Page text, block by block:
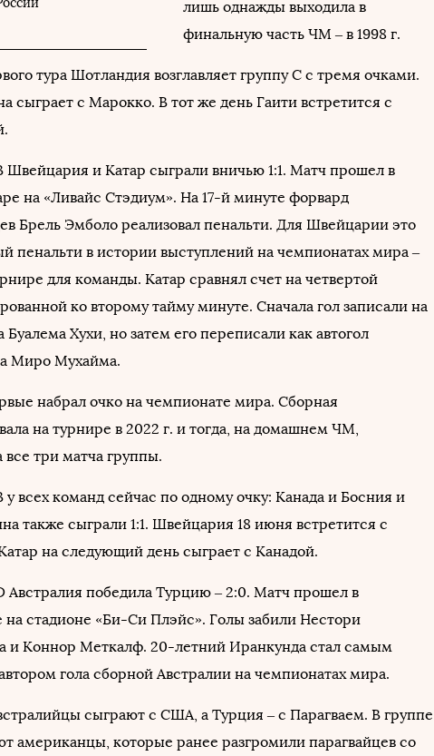
лишь однажды выходила в
финальную часть ЧМ – в 1998 г.
тура Шотландия возглавляет группу C с тремя очками.
сыграет с Марокко. В тот же день Гаити встретится с
Швейцария и Катар сыграли вничью 1:1. Матч прошел в
на «Ливайс Стэдиум». На 17-й минуте форвард
Брель Эмболо реализовал пенальти. Для Швейцарии это
пенальти в истории выступлений на чемпионатах мира –
для команды. Катар сравнял счет на четвертой
ко второму тайму минуте. Сначала гол записали на
Буалема Хухи, но затем его переписали как автогол
Миро Мухайма.
набрал очко на чемпионате мира. Сборная
на турнире в 2022 г. и тогда, на домашнем ЧМ,
все три матча группы.
у всех команд сейчас по одному очку: Канада и Босния и
также сыграли 1:1. Швейцария 18 июня встретится с
на следующий день сыграет с Канадой.
Австралия победила Турцию – 2:0. Матч прошел в
на стадионе «Би-Си Плэйс». Голы забили Нестори
и Коннор Меткалф. 20-летний Иранкунда стал самым
гола сборной Австралии на чемпионатах мира.
сыграют с США, а Турция – с Парагваем. В группе
американцы, которые ранее разгромили парагвайцев со